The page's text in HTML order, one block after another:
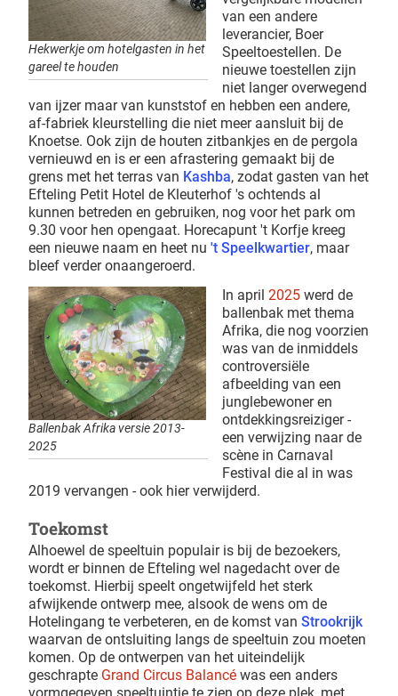
Hekwerkje om hotelgasten in het
gareel te houden
van een andere
leverancier, Boer
Speeltoestellen. De
nieuwe toestellen zijn
niet langer overwegend
van ijzer maar van kunststof en hebben een andere,
af-fabriek kleurstelling die niet meer aansluit bij de
Knoetse. Ook zijn de houten zitbankjes en de pergola
vernieuwd en is er een afrastering gemaakt bij de
grens met het terras van Kashba, zodat gasten van het
Efteling Petit Hotel de Kleuterhof 's ochtends al
kunnen betreden en gebruiken, nog voor het park om
9.30 voor hen opengaat. Horecapunt 't Korfje kreeg
een nieuwe naam en heet nu 't Speelkwartier, maar
bleef verder onaangeroerd.
Ballenbak Afrika versie 2013-
2025
In april 2025 werd de
ballenbak met thema
Afrika, die nog voorzien
was van de inmiddels
controversiële
afbeelding van een
junglebewoner en
ontdekkingsreiziger -
een verwijzing naar de
scène in Carnaval
Festival die al in was
2019 vervangen - ook hier verwijderd.
Toekomst
Alhoewel de speeltuin populair is bij de bezoekers,
wordt er binnen de Efteling wel nagedacht over de
toekomst. Hierbij speelt ongetwijfeld het sterk
afwijkende ontwerp mee, alsook de wens om de
Hotelingang te verbeteren, en de komst van Strookrijk
waarvan de ontsluiting langs de speeltuin zou moeten
komen. Op de ontwerpen van het uiteindelijk
geschrapte Grand Circus Balancé was een anders